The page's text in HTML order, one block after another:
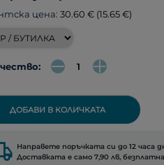
цена: 30.60 € (15.65 €)
ДОБАВИ В КОЛИЧКАТА
Направете поръчката си до 12 часа
Доставката е само 7,90 лв,